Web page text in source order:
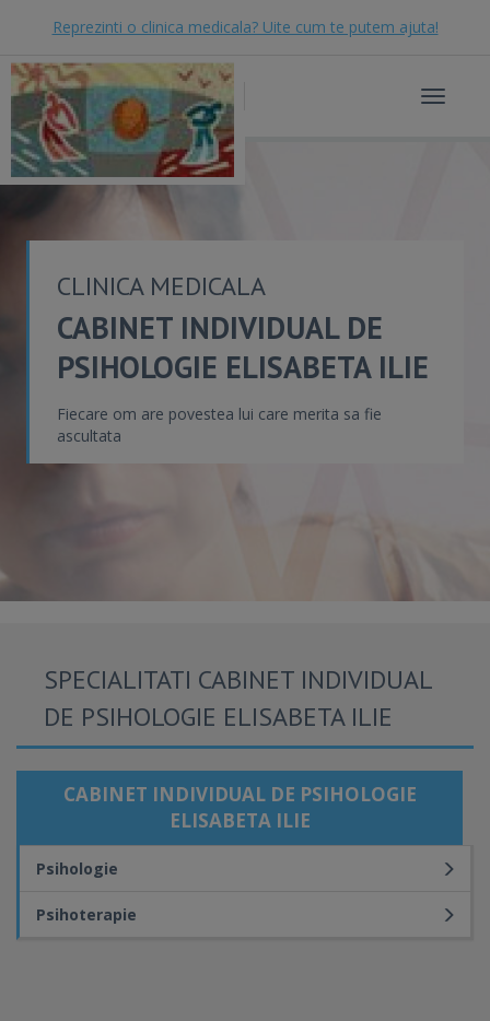
Reprezinti o clinica medicala? Uite cum te putem ajuta!
Toggle
CLINICA MEDICALA
CABINET INDIVIDUAL DE
PSIHOLOGIE ELISABETA ILIE
Fiecare om are povestea lui care merita sa fie
ascultata
SPECIALITATI CABINET INDIVIDUAL
DE PSIHOLOGIE ELISABETA ILIE
CABINET INDIVIDUAL DE PSIHOLOGIE
ELISABETA ILIE
Psihologie
Psihoterapie